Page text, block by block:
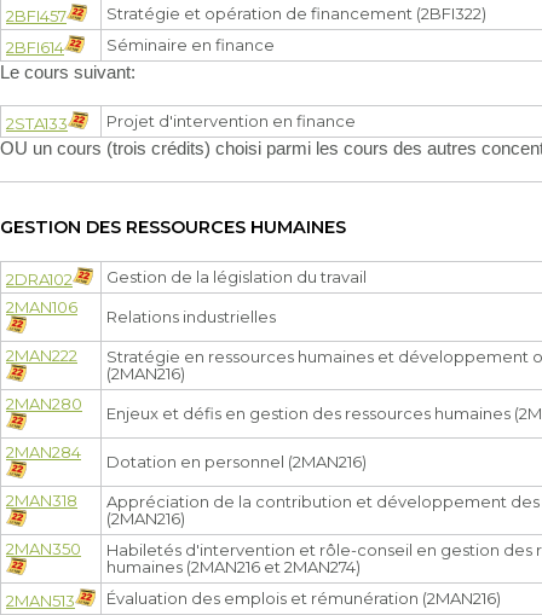
2BFI457
Stratégie et opération de financement (2BFI322)
2BFI614
Séminaire en finance
Le cours suivant:
2STA133
Projet d'intervention en finance
OU un cours (trois crédits) choisi parmi les cours des autres
GESTION DES RESSOURCES HUMAINES
2DRA102
Gestion de la législation du travail
2MAN106
Relations industrielles
2MAN222
Stratégie en ressources humaines et développement
(2MAN216)
2MAN280
Enjeux et défis en gestion des ressources humaines
2MAN284
Dotation en personnel (2MAN216)
2MAN318
Appréciation de la contribution et développement
(2MAN216)
2MAN350
Habiletés d'intervention et rôle-conseil en gestion des
humaines (2MAN216 et 2MAN274)
2MAN513
Évaluation des emplois et rémunération (2MAN216)